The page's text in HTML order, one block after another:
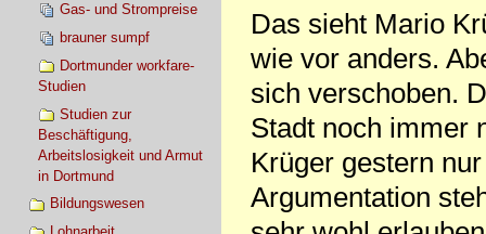
Gas- und Strompreise
brauner sumpf
Dortmunder workfare-
Studien
Studien zur
Beschäftigung,
Arbeitslosigkeit und Armut
in Dortmund
Bildungswesen
Das sieht Mario
wie vor anders.
sich verschoben.
Stadt noch immer
Krüger gestern
Argumentation